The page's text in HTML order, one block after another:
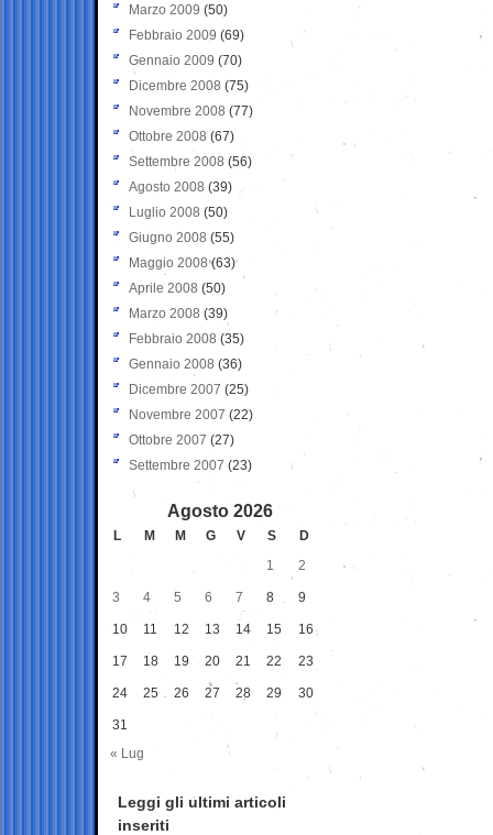
Marzo 2009 (50)
Febbraio 2009 (69)
Gennaio 2009 (70)
Dicembre 2008 (75)
Novembre 2008 (77)
Ottobre 2008 (67)
Settembre 2008 (56)
Agosto 2008 (39)
Luglio 2008 (50)
Giugno 2008 (55)
Maggio 2008(63)
Aprile 2008 (50)
Marzo 2008 (39)
Febbraio 2008 (35)
Gennaio 2008 (36)
Dicembre 2007 (25)
Novembre 2007 (22)
Ottobre 2007 (27)
Settembre 2007 (23)
Agosto 2026
L M M G V S
D
1
2
3 4 5 6 7 8 9
10 11 12 13 14 15 16
17 18 19 20 21 22 23
24 25 26 27 28 29 30
31
« Lug
Leggi gli ultimi articoli
inseriti